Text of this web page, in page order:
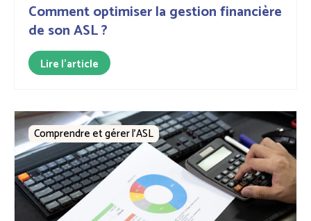
Comment optimiser la gestion financière
de son ASL ?
Lire l'article
Comprendre et gérer l’ASL